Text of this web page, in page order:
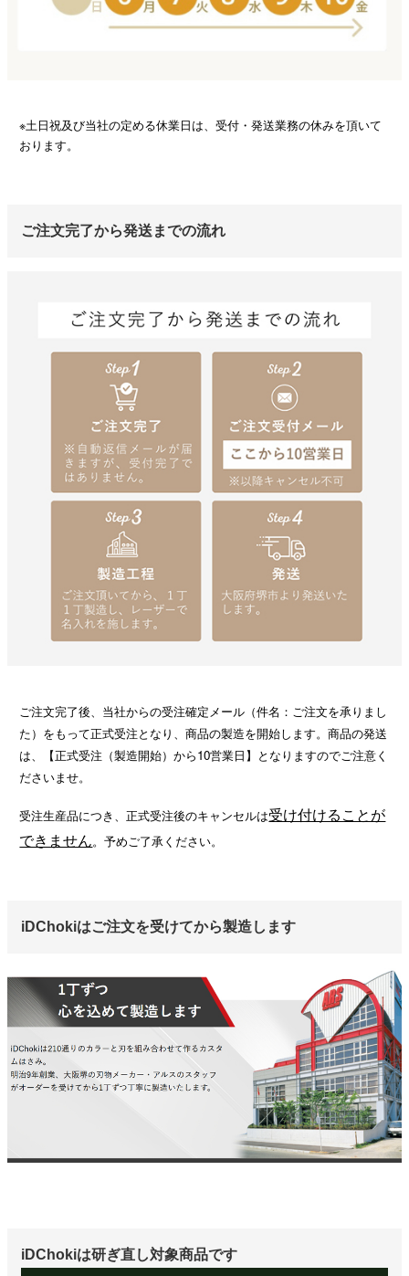
※土日祝及び当社の定める休業日は、受付・発送業務の休みを頂いて
おります。
ご注文完了から発送までの流れ
ご注文完了後、当社からの受注確定メール（件名：ご注文を承りまし
た）をもって正式受注となり、商品の製造を開始します。商品の発送
は、【正式受注（製造開始）から10営業日】となりますのでご注意く
ださいませ。
受注生産品につき、正式受注後のキャンセルは受け付けることが
できません。予めご了承ください。
iDChokiはご注文を受けてから製造します
iDChokiは研ぎ直し対象商品です